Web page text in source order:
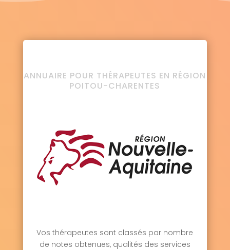
ANNUAIRE POUR THÉRAPEUTES EN RÉGION
POITOU-CHARENTES
Vos thérapeutes sont classés par nombre
de notes obtenues, qualités des services